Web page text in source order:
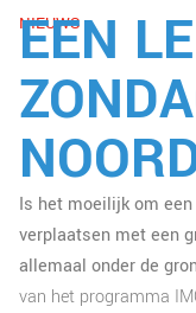
NIEUWS
EEN
Is het moeilijk om
verplaatsen met een
allemaal onder de
van het programma